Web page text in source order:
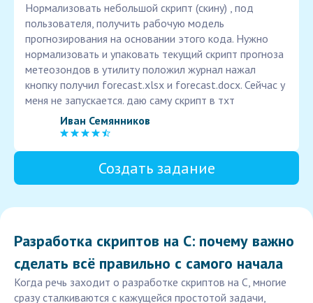
Нормализовать небольшой скрипт (скину) , под
пользователя, получить рабочую модель
прогнозирования на основании этого кода. Нужно
нормализовать и упаковать текущий скрипт прогноза
метеозондов в утилиту положил журнал нажал
кнопку получил forecast.xlsx и forecast.docx. Сейчас у
меня не запускается. даю саму скрипт в тхт
Иван Семянников
Создать задание
Разработка скриптов на C: почему важно
сделать всё правильно с самого начала
Когда речь заходит о разработке скриптов на C, многие
сразу сталкиваются с кажущейся простотой задачи,